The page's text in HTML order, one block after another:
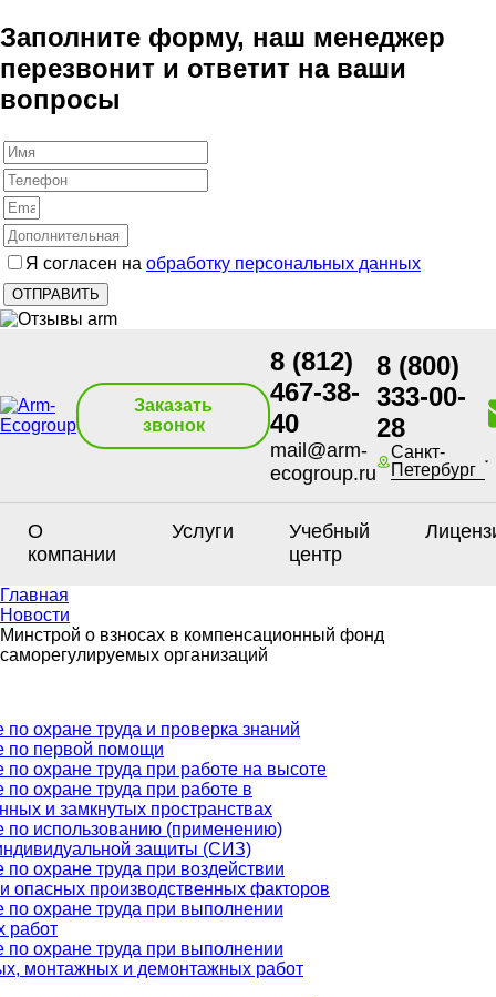
Заполните форму, наш менеджер
перезвонит и ответит на ваши
вопросы
Я согласен на обработку персональных данных
Заказать
звонок
8 (812)
467-38-
40
mail@arm-
ecogroup.ru
8 (800)
333-00-
28
Санкт-
Петербург
О
компании
Услуги
Учебный
центр
Главная
Новости
Минстрой о взносах в компенсационный фонд
саморегулируемых организаций
по охране труда и проверка знаний
по первой помощи
по охране труда при работе на высоте
по охране труда при работе в
и замкнутых пространствах
по использованию (применению)
защиты (СИЗ)
по охране труда при воздействии
опасных производственных факторов
по охране труда при выполнении
работ
по охране труда при выполнении
монтажных и демонтажных работ